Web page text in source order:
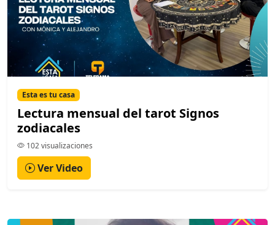
Esta es tu casa
Lectura mensual del tarot Signos
zodiacales
102 visualizaciones
Ver Video